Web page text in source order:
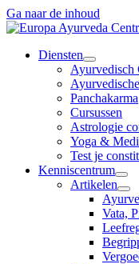
Ga naar de inhoud
Diensten
Ayurvedisch
Panchakarma
Cursussen
Astrologie
Yoga &
Test je
Kenniscentrum
Artikelen
Vata,